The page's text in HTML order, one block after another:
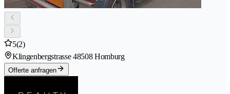
5(2)
Klingenbergstrasse 48508 Homburg
Offerte anfragen